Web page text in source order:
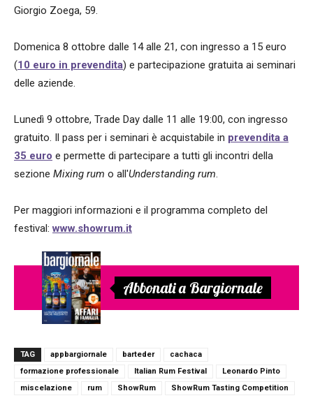
Giorgio Zoega, 59.
Domenica 8 ottobre dalle 14 alle 21, con ingresso a 15 euro
(10 euro in prevendita) e partecipazione gratuita ai seminari
delle aziende.
Lunedì 9 ottobre, Trade Day dalle 11 alle 19:00, con ingresso
gratuito. Il pass per i seminari è acquistabile in prevendita a
35 euro e permette di partecipare a tutti gli incontri della
sezione Mixing rum o all'Understanding rum.
Per maggiori informazioni e il programma completo del
festival:www.showrum.it
Abbonati a Bargiornale
TAG appbargiornale barteder
cachaca
formazione professionale
Italian Rum Festival
Leonardo Pinto
miscelazione
rum ShowRum ShowRum Tasting Competition